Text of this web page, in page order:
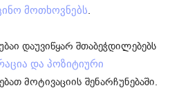
მოთხოვნებს.
დაუვიწყარ შთაბეჭდილებებს
და პოზიტიური
მოტივაციის შენარჩუნებაში.